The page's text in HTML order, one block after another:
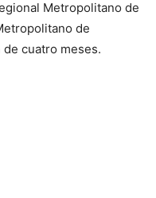
Metropolitano de
de
cuatro meses.